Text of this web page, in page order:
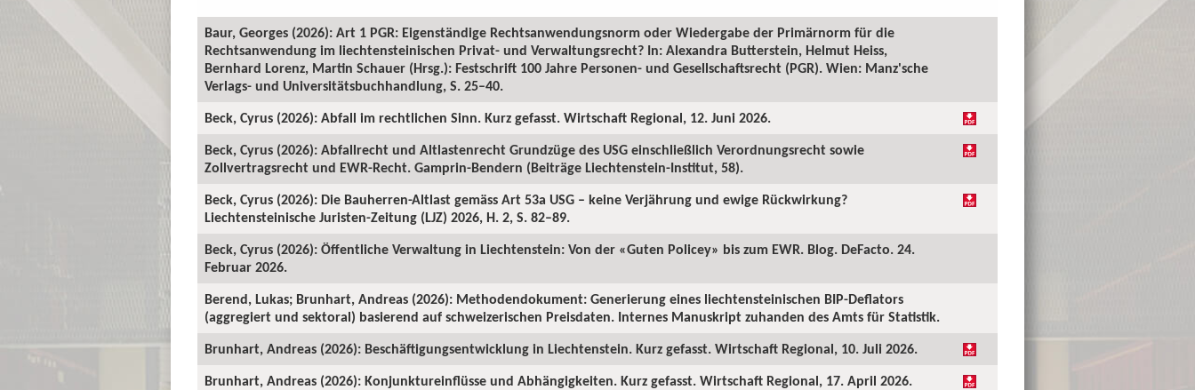
Baur, Georges (2026): Art 1 PGR: Eigenständige Rechtsanwendungsnorm oder Wiedergabe der Primärnorm für die
Rechtsanwendung im liechtensteinischen Privat- und Verwaltungsrecht? In: Alexandra Butterstein, Helmut Heiss,
Bernhard Lorenz, Martin Schauer (Hrsg.): Festschrift 100 Jahre Personen- und Gesellschaftsrecht (PGR). Wien: Manz'sche
Verlags- und Universitätsbuchhandlung, S. 25–40.
Beck, Cyrus (2026): Abfall im rechtlichen Sinn. Kurz gefasst. Wirtschaft Regional, 12. Juni 2026.
Beck, Cyrus (2026): Abfallrecht und Altlastenrecht Grundzüge des USG einschließlich Verordnungsrecht sowie
Zollvertragsrecht und EWR-Recht. Gamprin-Bendern (Beiträge Liechtenstein-Institut, 58).
Beck, Cyrus (2026): Die Bauherren-Altlast gemäss Art 53a USG – keine Verjährung und ewige Rückwirkung?
Liechtensteinische Juristen-Zeitung (LJZ) 2026, H. 2, S. 82–89.
Beck, Cyrus (2026): Öffentliche Verwaltung in Liechtenstein: Von der «Guten Policey» bis zum EWR. Blog. DeFacto. 24.
Februar 2026.
Berend, Lukas; Brunhart, Andreas (2026): Methodendokument: Generierung eines liechtensteinischen BIP-Deflators
(aggregiert und sektoral) basierend auf schweizerischen Preisdaten. Internes Manuskript zuhanden des Amts für Statistik.
Brunhart, Andreas (2026): Beschäftigungsentwicklung in Liechtenstein. Kurz gefasst. Wirtschaft Regional, 10. Juli 2026.
Brunhart, Andreas (2026): Konjunktureinflüsse und Abhängigkeiten. Kurz gefasst. Wirtschaft Regional, 17. April 2026.